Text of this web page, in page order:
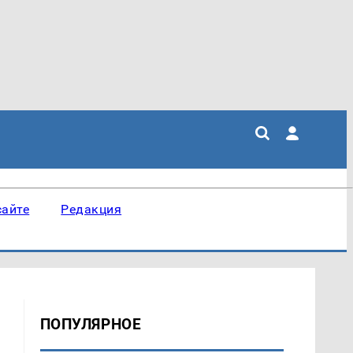
Редакция
ПОПУЛЯРНОЕ